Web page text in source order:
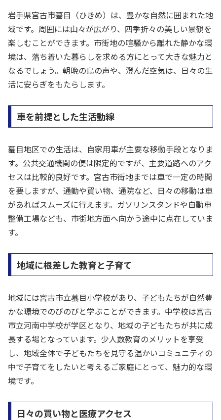
岩手県宮古市蟇目（ひきめ）は、豊かな自然に囲まれた地
域です。周囲には山々が広がり、四季折々の美しい景観を
楽しむことができます。市街地の喧騒から離れた静かな環
境は、落ち着いた暮らしを求める方にとって大きな魅力と
なるでしょう。朝晩の鳥の声や、澄んだ空気は、日々の生
活に安らぎをもたらします。
車を前提とした生活動線
蟇目地区での生活は、自家用車が主要な移動手段となりま
す。公共交通機関の便は限定的ですが、主要道路へのアク
セスは比較的良好です。宮古市街地までは車で一定の時間
を要しますが、通勤や買い物、通院など、日々の移動は車
があればスムーズに行えます。ガソリンスタンドや自動車
整備工場なども、市街地方面へ向かう途中に点在していま
す。
地域に根差した教育と子育て
地域には宮古市立蟇目小学校があり、子どもたちが自然豊
かな環境でのびのびと学ぶことができます。中学校は宮古
市立河南中学校が学区となり、地域の子どもたちが共に成
長する場となっています。少人数教育のメリットを享受
し、地域全体で子どもたちを見守る温かいコミュニティの
中で子育てをしたいと考えるご家庭にとって、魅力的な環
境です。
日々の買い物と医療アクセス